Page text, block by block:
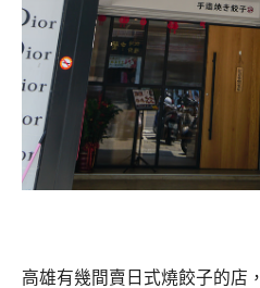
高雄有幾間賣日式燒餃子的店，